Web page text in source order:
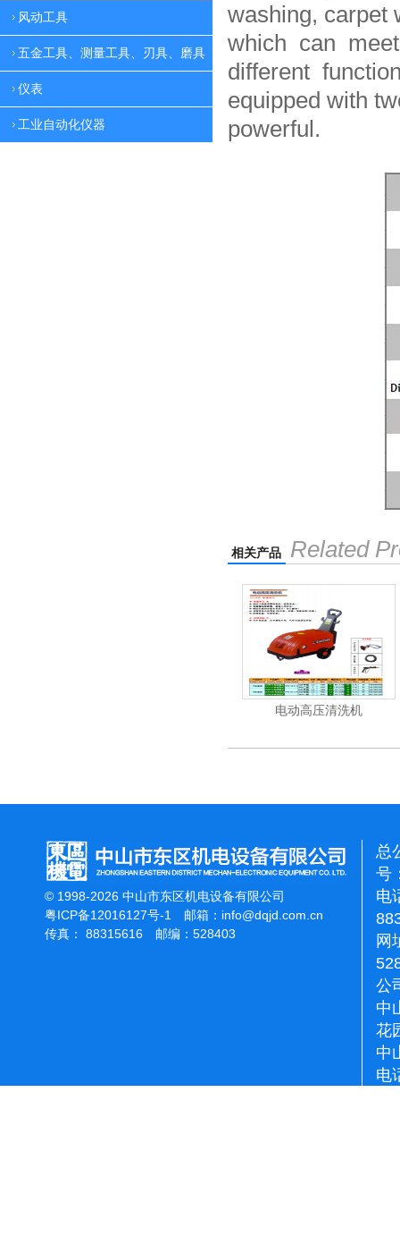
风动工具
五金工具、测量工具、刃具、磨具
仪表
工业自动化仪器
washing, carpet
which can
different
equipped with
powerful.
相关产品 Related
电动高压清洗机
© 1998-2026 中山市东区机电设备有限公司
粤ICP备12016127号-1
邮箱： info@dqjd.com.cn
传真： 88315616 邮编：528403
总
号
电
网
公
中
花
中
电